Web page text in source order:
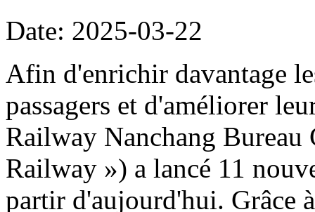
Date: 2025-03-22
Afin d'enrichir davantage
passagers et d'améliorer
Railway Nanchang
Railway ») a lancé 11
partir d'aujourd'hui. Grâce